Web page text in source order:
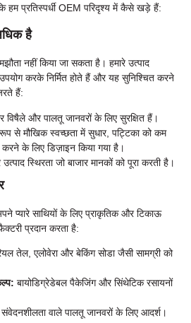
हम प्रतिस्पर्धी OEM परिदृश्य में कैसे खड़े हैं:
है
नहीं किया जा सकता है। हमारे उत्पाद
करके निर्मित होते हैं और यह सुनिश्चित करने
हैं:
विषैले और पालतू जानवरों के लिए सुरक्षित हैं।
रूप से मौखिक स्वच्छता में सुधार, पट्टिका को कम
के लिए डिज़ाइन किया गया है।
स्थिरता जो बाजार मानकों को पूरा करती है।
प्यारे साथियों के लिए प्राकृतिक और टिकाऊ
प्रदान करता है:
तेल, एलोवेरा और बेकिंग सोडा जैसी सामग्री को
बायोडिग्रेडेबल पैकेजिंग और सिंथेटिक रसायनों
संवेदनशीलता वाले पालतू जानवरों के लिए आदर्श।